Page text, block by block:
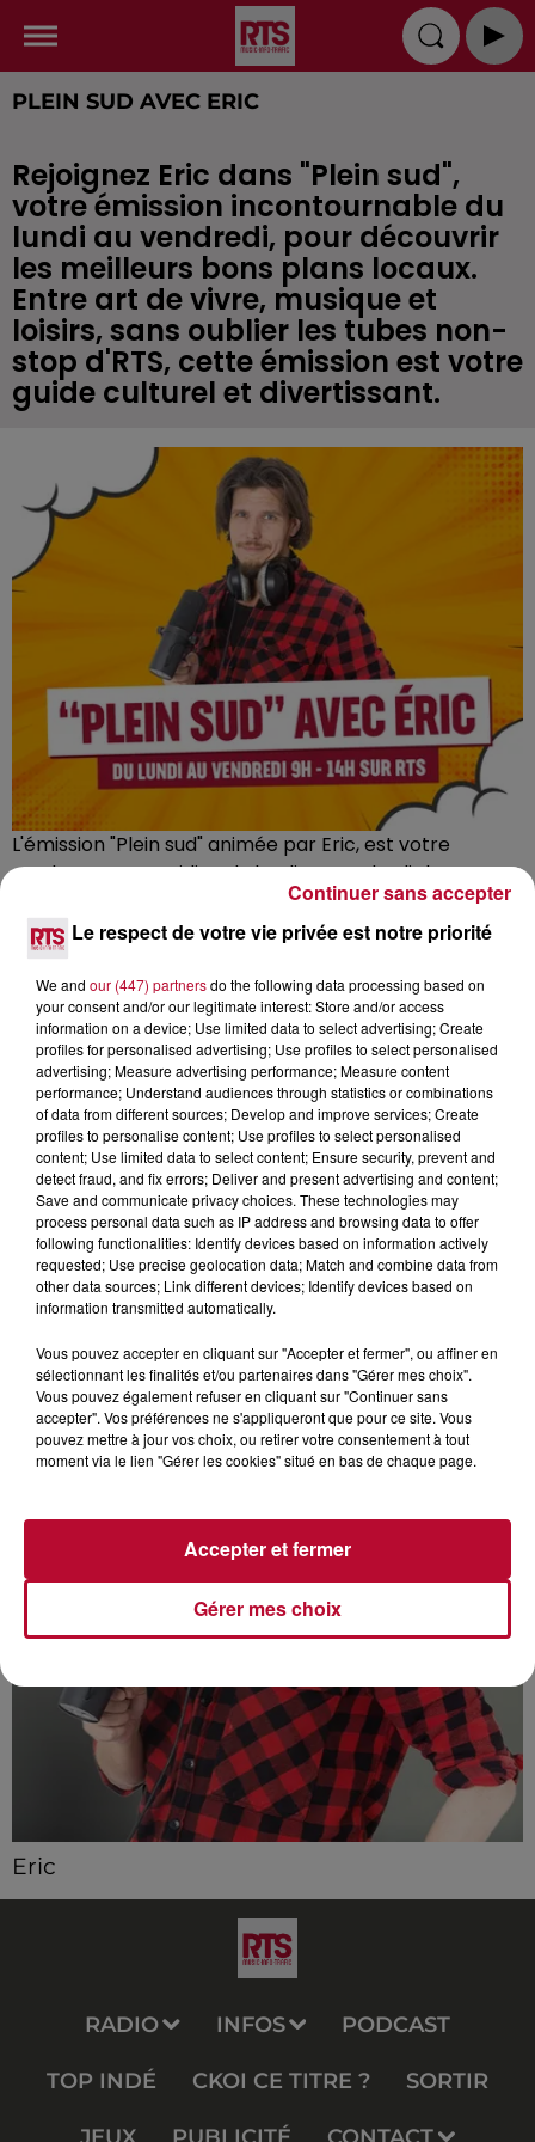
PLEIN SUD AVEC ERIC
Rejoignez Eric dans "Plein sud",
votre émission incontournable du
lundi au vendredi, pour découvrir
les meilleurs bons plans locaux.
Entre art de vivre, musique et
loisirs, sans oublier les tubes non-
stop d'RTS, cette émission est votre
guide culturel et divertissant.
L'émission "Plein sud" animée par Eric, est votre
rendez-vous quotidien du lundi au vendredi. Il vous
propose une sélection des meilleurs bons plans de
notre sud, couvrant l'art de vivre, la musique, le
divertissement, et les loisirs. Profitez également de
plus de 30 minutes de tubes non-stop chaque heure,
exclusivement sur RTS.
Pour ceux qui organisent des événements dans la
région, "Plein sud" invite à partager vos informations
pour une éventuelle diffusion.
Tous les lundis, mardis, mercredis, jeudis et vendredis
de 9h00 à 14h00.
AVEC
Eric
RADIO INFOS PODCAST
TOP INDÉ CKOI CE TITRE ? SORTIR
Le respect de votre vie privée est notre priorité
We and our (447) partnersdo the following data processing based on
your consent and/or our legitimate interest: Store and/or access
information on a device; Use limited data to select advertising; Create
profiles for personalised advertising; Use profiles to select personalised
advertising; Measure advertising performance; Measure content
performance; Understand audiences through statistics or combinations
of data from different sources; Develop and improve services; Create
profiles to personalise content; Use profiles to select personalised
content; Use limited data to select content; Ensure security, prevent and
detect fraud, and fix errors; Deliver and present advertising and content;
Save and communicate privacy choices. These technologies may
process personal data such as IP address and browsing data to offer
following functionalities: Identify devices based on information actively
requested; Use precise geolocation data; Match and combine data from
other data sources; Link different devices; Identify devices based on
information transmitted automatically.
Vous pouvez accepter en cliquant sur "Accepter et fermer", ou affiner en
sélectionnant les finalités et/ou partenaires dans "Gérer mes choix".
Vous pouvez également refuser en cliquant sur "Continuer sans
accepter". Vos préférences ne s'appliqueront que pour ce site. Vous
pouvez mettre à jour vos choix, ou retirer votre consentement à tout
moment via le lien "Gérer les cookies" situé en bas de chaque page.
Gérer mes choix
Accepter et fermer
Continuer sans accepter